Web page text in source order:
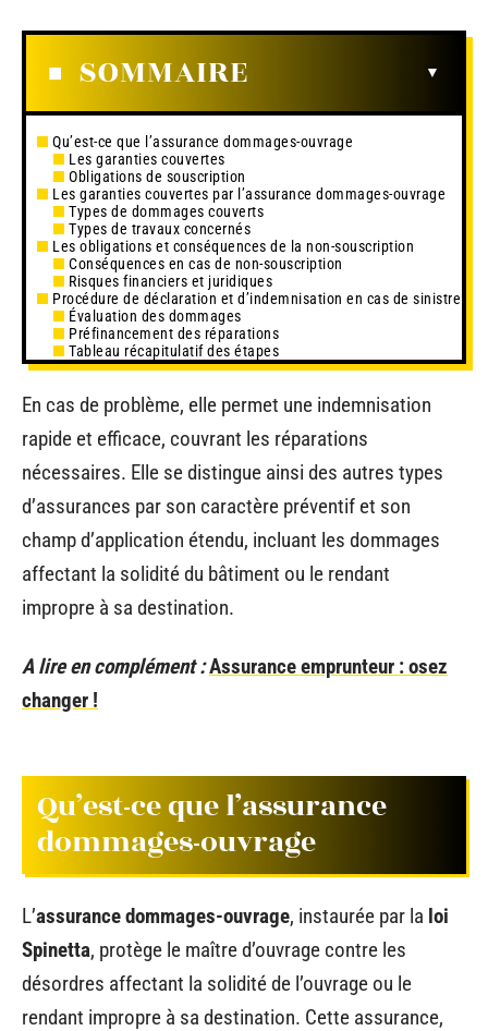
SOMMAIRE
Qu’est-ce que l’assurance dommages-ouvrage
Les garanties couvertes
Obligations de souscription
Les garanties couvertes par l’assurance dommages-ouvrage
Types de dommages couverts
Types de travaux concernés
Les obligations et conséquences de la non-souscription
Conséquences en cas de non-souscription
Risques financiers et juridiques
Procédure de déclaration et d’indemnisation en cas de sinistre
Évaluation des dommages
Préfinancement des réparations
Tableau récapitulatif des étapes
En cas de problème, elle permet une indemnisation
rapide et efficace, couvrant les réparations
nécessaires. Elle se distingue ainsi des autres types
d’assurances par son caractère préventif et son
champ d’application étendu, incluant les dommages
affectant la solidité du bâtiment ou le rendant
impropre à sa destination.
A lire en complément :Assurance emprunteur : osez
changer !
Qu’est-ce que l’assurance
dommages-ouvrage
L’assurance dommages-ouvrage, instaurée par la loi
Spinetta, protège le maître d’ouvrage contre les
désordres affectant la solidité de l’ouvrage ou le
rendant impropre à sa destination. Cette assurance,